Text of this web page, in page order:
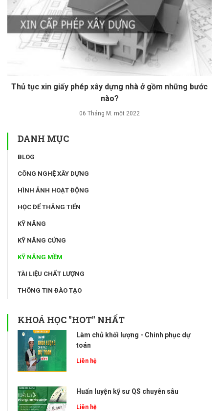
Thủ tục xin giấy phép xây dựng nhà ở gồm những bước
nào?
06 Tháng M. một 2022
DANH MỤC
BLOG
CÔNG NGHỆ XÂY DỰNG
HÌNH ẢNH HOẠT ĐỘNG
HỌC ĐỂ THĂNG TIẾN
KỸ NĂNG
KỸ NĂNG CỨNG
KỸ NĂNG MỀM
TÀI LIỆU CHẤT LƯỢNG
THÔNG TIN ĐÀO TẠO
KHOÁ HỌC "HOT" NHẤT
Làm chủ khối lượng - Chinh phục dự
toán
Liên hệ
Huấn luyện kỹ sư QS chuyên sâu
Liên hệ